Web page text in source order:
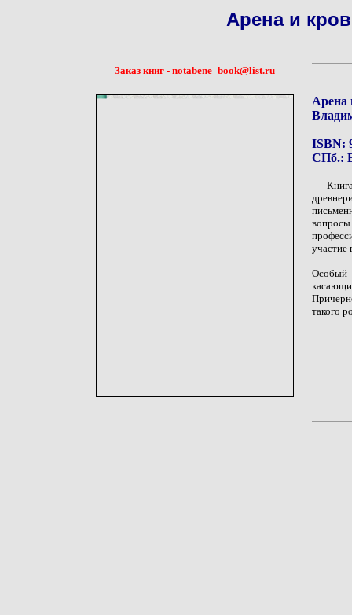
Арена и
Заказ книг - notabene_book@list.ru
Арена
ISBN:
СПб.:
участие
Особый
такого